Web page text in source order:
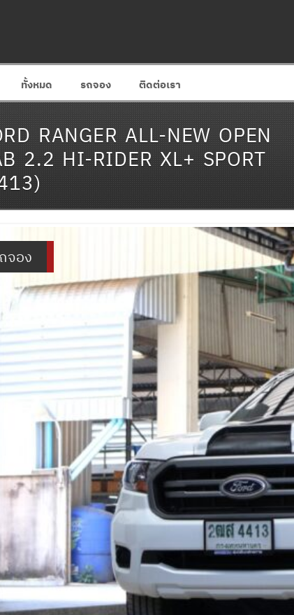
ทั้งหมด รถจอง ติดต่อเรา
RANGER ALL-NEW OPEN
2.2 HI-RIDER XL+ SPORT
จอง